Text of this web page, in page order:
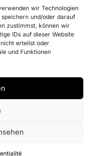
wir Technologien
und/oder darauf
zustimmst, können wir
IDs auf dieser Website
erteilst oder
und Funktionen